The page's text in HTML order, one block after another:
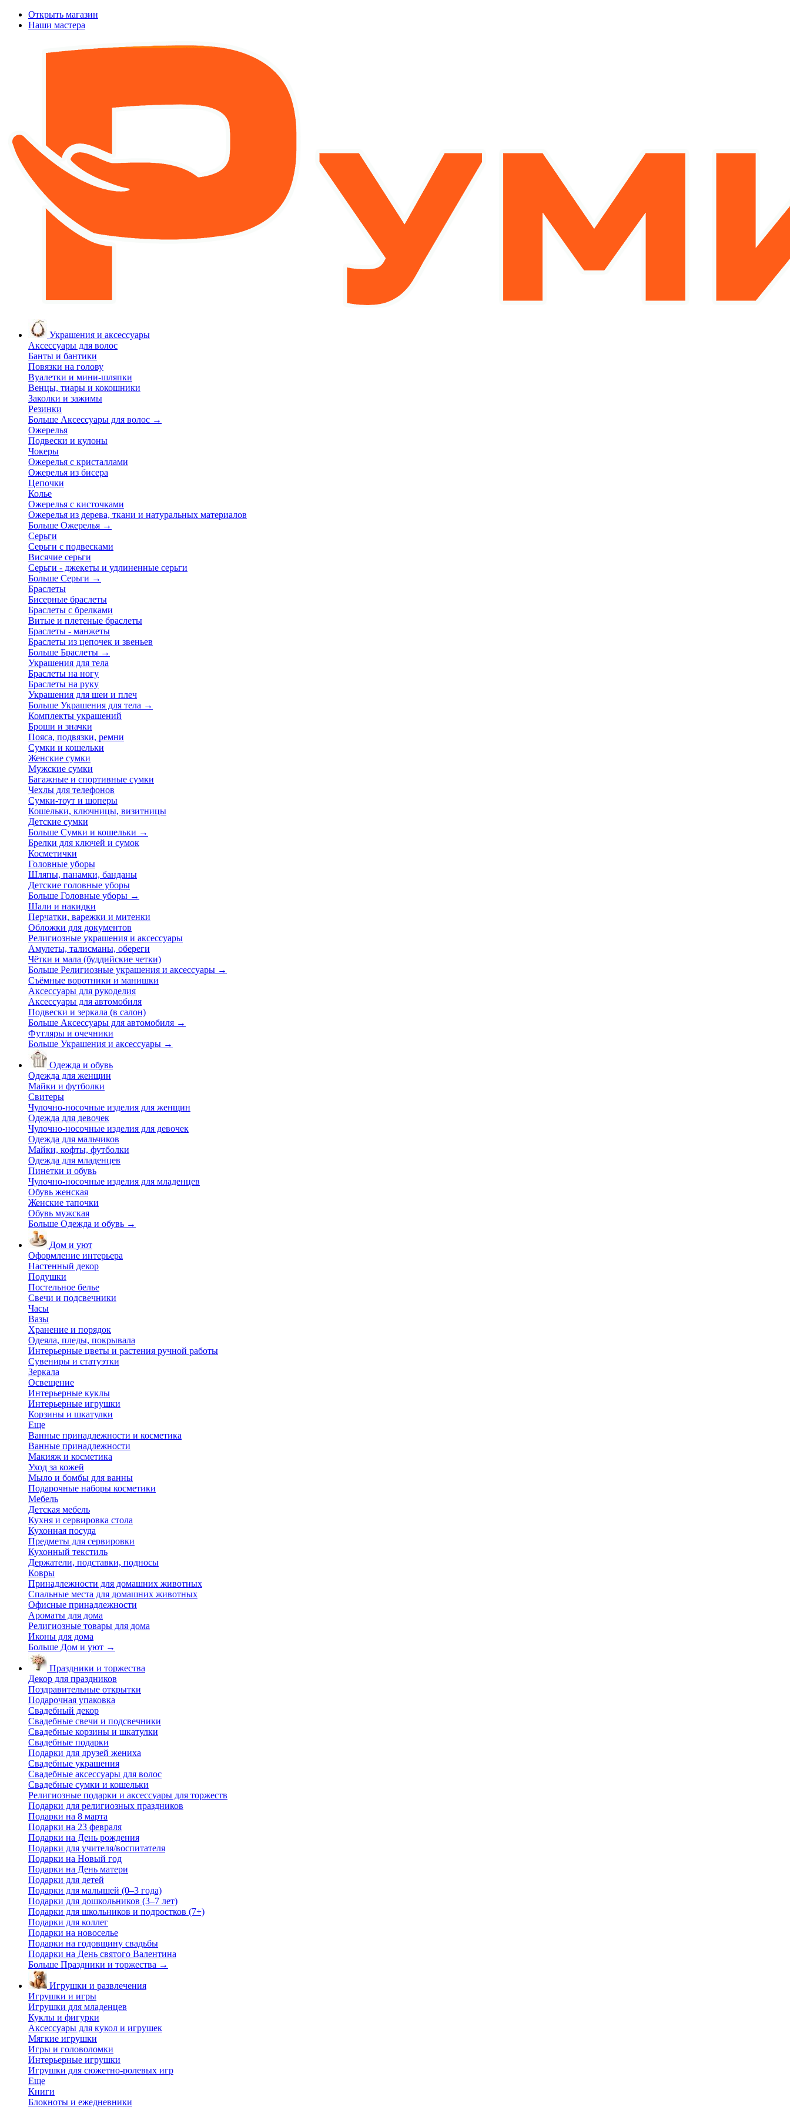
Открыть магазин
Наши мастера
Украшения и аксессуары
Аксессуары для волос
Банты и бантики
Повязки на голову
Вуалетки и мини-шляпки
Венцы, тиары и кокошники
Заколки и зажимы
Резинки
Больше Аксессуары для волос →
Ожерелья
Подвески и кулоны
Чокеры
Ожерелья с кристаллами
Ожерелья из бисера
Цепочки
Колье
Ожерелья с кисточками
Ожерелья из дерева, ткани и натуральных материалов
Больше Ожерелья →
Серьги
Серьги с подвесками
Висячие серьги
Серьги - джекеты и удлиненные серьги
Больше Серьги →
Браслеты
Бисерные браслеты
Браслеты с брелками
Витые и плетеные браслеты
Браслеты - манжеты
Браслеты из цепочек и звеньев
Больше Браслеты →
Украшения для тела
Браслеты на ногу
Браслеты на руку
Украшения для шеи и плеч
Больше Украшения для тела →
Комплекты украшений
Броши и значки
Пояса, подвязки, ремни
Сумки и кошельки
Женские сумки
Мужские сумки
Багажные и спортивные сумки
Чехлы для телефонов
Сумки-тоут и шоперы
Кошельки, ключницы, визитницы
Детские сумки
Больше Сумки и кошельки →
Брелки для ключей и сумок
Косметички
Головные уборы
Шляпы, панамки, банданы
Детские головные уборы
Больше Головные уборы →
Шали и накидки
Перчатки, варежки и митенки
Обложки для документов
Религиозные украшения и аксессуары
Амулеты, талисманы, обереги
Чётки и мала (буддийские четки)
Больше Религиозные украшения и аксессуары →
Съёмные воротники и манишки
Аксессуары для рукоделия
Аксессуары для автомобиля
Подвески и зеркала (в салон)
Больше Аксессуары для автомобиля →
Футляры и очечники
Больше Украшения и аксессуары →
Одежда и обувь
Одежда для женщин
Майки и футболки
Свитеры
Чулочно-носочные изделия для женщин
Одежда для девочек
Чулочно-носочные изделия для девочек
Одежда для мальчиков
Майки, кофты, футболки
Одежда для младенцев
Пинетки и обувь
Чулочно-носочные изделия для младенцев
Обувь женская
Женские тапочки
Обувь мужская
Больше Одежда и обувь →
Дом и уют
Оформление интерьера
Настенный декор
Подушки
Постельное белье
Свечи и подсвечники
Часы
Вазы
Хранение и порядок
Одеяла, пледы, покрывала
Интерьерные цветы и растения ручной работы
Сувениры и статуэтки
Зеркала
Освещение
Интерьерные куклы
Интерьерные игрушки
Корзины и шкатулки
Еще
Ванные принадлежности и косметика
Ванные принадлежности
Макияж и косметика
Уход за кожей
Мыло и бомбы для ванны
Подарочные наборы косметики
Мебель
Детская мебель
Кухня и сервировка стола
Кухонная посуда
Предметы для сервировки
Кухонный текстиль
Держатели, подставки, подносы
Ковры
Принадлежности для домашних животных
Спальные места для домашних животных
Офисные принадлежности
Ароматы для дома
Религиозные товары для дома
Иконы для дома
Больше Дом и уют →
Праздники и торжества
Декор для праздников
Поздравительные открытки
Подарочная упаковка
Свадебный декор
Свадебные свечи и подсвечники
Свадебные корзины и шкатулки
Свадебные подарки
Подарки для друзей жениха
Свадебные украшения
Свадебные аксессуары для волос
Свадебные сумки и кошельки
Религиозные подарки и аксессуары для торжеств
Подарки для религиозных праздников
Подарки на 8 марта
Подарки на 23 февраля
Подарки на День рождения
Подарки для учителя/воспитателя
Подарки на Новый год
Подарки на День матери
Подарки для детей
Подарки для малышей (0–3 года)
Подарки для дошкольников (3–7 лет)
Подарки для школьников и подростков (7+)
Подарки для коллег
Подарки на новоселье
Подарки на годовщину свадьбы
Подарки на День святого Валентина
Больше Праздники и торжества →
Игрушки и развлечения
Игрушки и игры
Игрушки для младенцев
Куклы и фигурки
Аксессуары для кукол и игрушек
Мягкие игрушки
Игры и головоломки
Интерьерные игрушки
Игрушки для сюжетно-ролевых игр
Еще
Книги
Блокноты и ежедневники